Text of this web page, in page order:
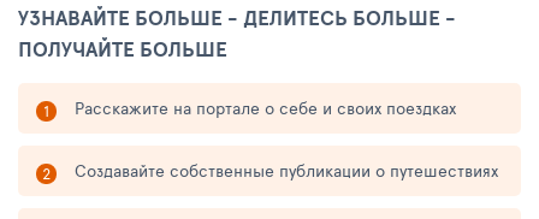
УЗНАВАЙТЕ БОЛЬШЕ - ДЕЛИТЕСЬ БОЛЬШЕ -
ПОЛУЧАЙТЕ БОЛЬШЕ
Расскажите на портале о себе и своих поездках
Создавайте собственные публикации о путешествиях